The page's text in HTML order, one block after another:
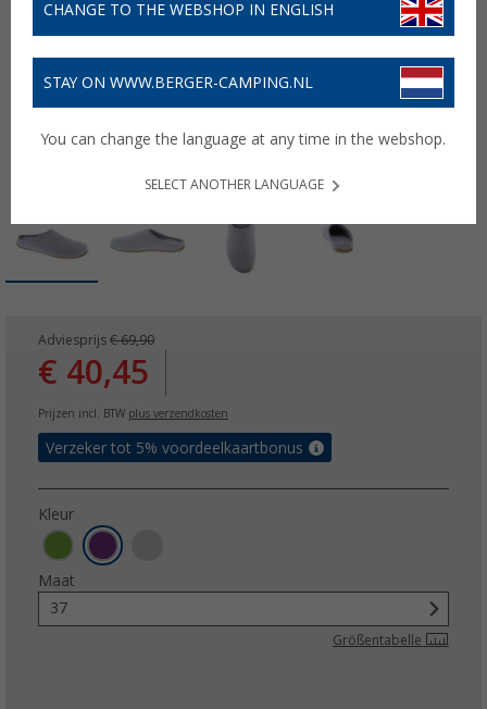
Adviesprijs € 69,90
€ 40,45
Prijzen incl. BTW plus verzendkosten
Verzeker tot 5% voordeelkaartbonus
Kleur
Maat
37
Größentabelle
CHANGE TO THE WEBSHOP IN ENGLISH
STAY ON WWW.BERGER-CAMPING.NL
You can change the language at any time in the webshop.
SELECT ANOTHER LANGUAGE